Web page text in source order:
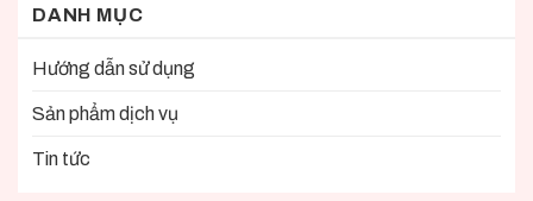
DANH MỤC
Hướng dẫn sử dụng
Sản phẩm dịch vụ
Tin tức